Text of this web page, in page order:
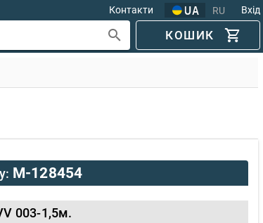
Вхід
RU
Контакти
КОШИК
M-128454
003-1,5м.